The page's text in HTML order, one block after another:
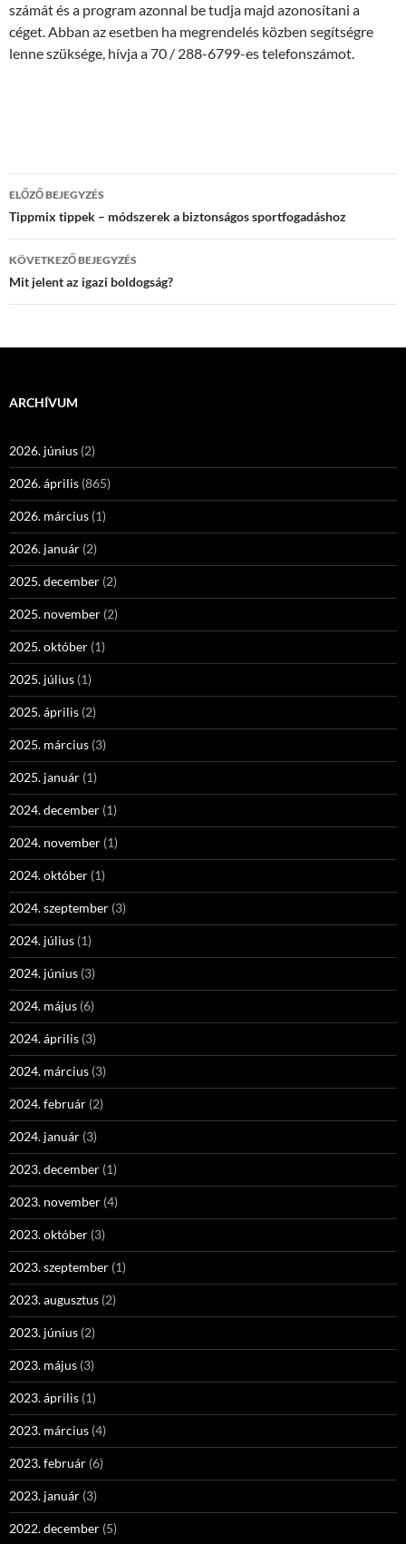
számát és a program azonnal be tudja majd azonosítani a
céget. Abban az esetben ha megrendelés közben segítségre
lenne szüksége, hívja a 70 / 288-6799-es telefonszámot.
Bejegyzés
navigáció
ELŐZŐ BEJEGYZÉS
Tippmix tippek – módszerek a biztonságos sportfogadáshoz
KÖVETKEZŐ BEJEGYZÉS
Mit jelent az igazi boldogság?
ARCHÍVUM
2026. június (2)
2026. április (865)
2026. március (1)
2026. január (2)
2025. december (2)
2025. november (2)
2025. október (1)
2025. július (1)
2025. április (2)
2025. március (3)
2025. január (1)
2024. december (1)
2024. november (1)
2024. október (1)
2024. szeptember (3)
2024. július (1)
2024. június (3)
2024. május (6)
2024. április (3)
2024. március (3)
2024. február (2)
2024. január (3)
2023. december (1)
2023. november (4)
2023. október (3)
2023. szeptember (1)
2023. augusztus (2)
2023. június (2)
2023. május (3)
2023. április (1)
2023. március (4)
2023. február (6)
2023. január (3)
2022. december (5)